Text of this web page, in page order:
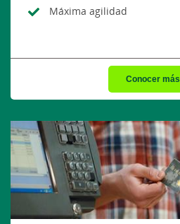
Máxima agilidad
Conocer más